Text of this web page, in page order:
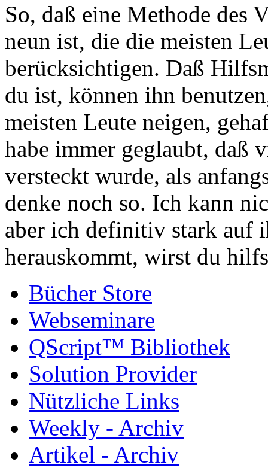
So, daß eine Methode des
neun ist, die die meisten
berücksichtigen. Daß
du ist, können ihn
meisten Leute neigen,
habe immer geglaubt, daß
versteckt wurde, als
denke noch so. Ich kann
aber ich definitiv stark auf
herauskommt, wirst du
Bücher Store
Webseminare
QScript™ Bibliothek
Solution Provider
Nützliche Links
Weekly - Archiv
Artikel - Archiv